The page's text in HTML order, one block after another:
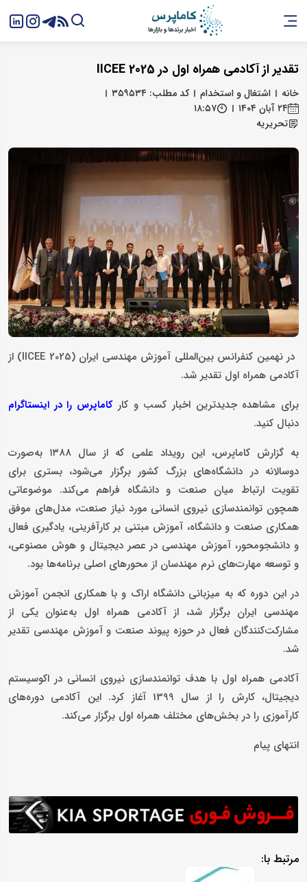
تقدیر از آکادمی همراه اول در IICEE 2025
خانه اشتغال و استخدام
کد مطلب: ۳۵۹۵۳۴
۲۴ آبان ۱۴۰۴
۱۸:۵۷
تحریریه
در نهمین کنفرانس بین‌المللی آموزش مهندسی ایران (IICEE 2025) از
آکادمی همراه اول تقدیر شد. ‌
برای مشاهده جدیدترین اخبار کسب و کارکاماپرس را در اینستاگرام
دنبال کنید.
به گزارش کاماپرس، این رویداد علمی که از سال ۱۳۸۸ به‌صورت
دوسالانه در دانشگاه‌های بزرگ کشور برگزار می‌شود، بستری برای
تقویت ارتباط میان صنعت و دانشگاه فراهم می‌کند. موضوعاتی
همچون توانمندسازی نیروی انسانی مورد نیاز صنعت، مدل‌های موفق
همکاری صنعت و دانشگاه، آموزش مبتنی بر کارآفرینی، یادگیری فعال
و دانشجو‌محور، آموزش مهندسی در عصر دیجیتال و هوش مصنوعی،
و توسعه مهارت‌های نرم مهندسان از محورهای اصلی برنامه‌ها بود.
در این دوره که به میزبانی دانشگاه اراک و با همکاری انجمن آموزش
مهندسی ایران برگزار شد، از آکادمی همراه اول به‌عنوان یکی از
مشارکت‌کنندگان فعال در حوزه پیوند صنعت و آموزش مهندسی تقدیر
شد.
آکادمی همراه اول با هدف توانمندسازی نیروی انسانی در اکوسیستم
دیجیتال، کارش را از سال 1399 آغاز کرد. این آکادمی دوره‌های
کار‌آموزی را در بخش‌های مختلف همراه اول برگزار‌ می‌کند.
انتهای پیام
مرتبط با: